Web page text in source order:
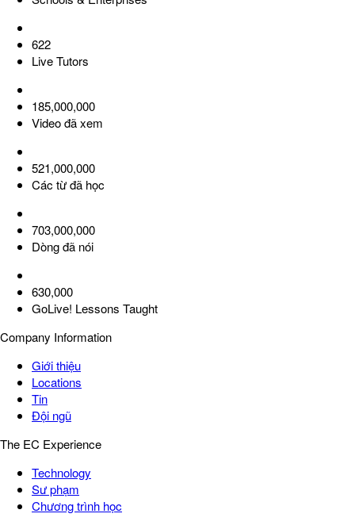
622
Live Tutors
185,000,000
Video đã xem
521,000,000
Các từ đã học
703,000,000
Dòng đã nói
630,000
GoLive! Lessons Taught
Company Information
Giới thiệu
Locations
Tin
Đội ngũ
The EC Experience
Technology
Sư phạm
Chương trình học